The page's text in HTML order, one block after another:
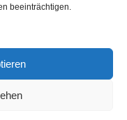
beeinträchtigen.